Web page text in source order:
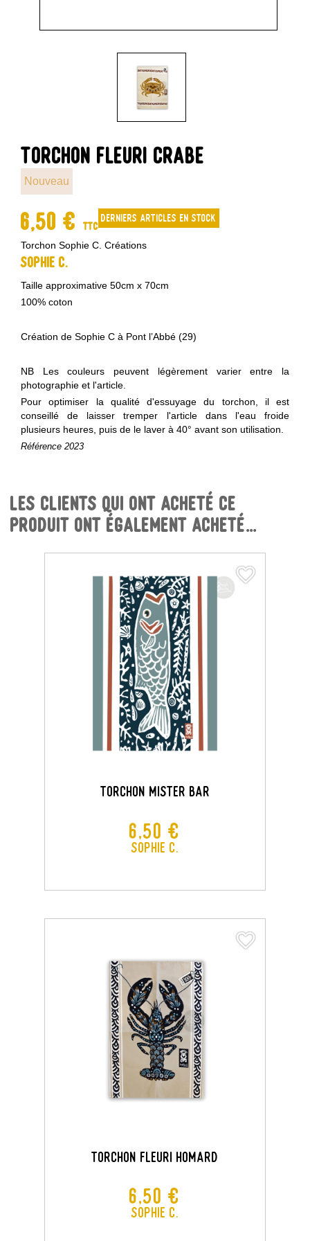
TORCHON FLEURI CRABE
Nouveau
6,50 € TTC
Derniers articles en stock
Torchon Sophie C. Créations
Sophie C.
Taille approximative 50cm x 70cm
100% coton
Création de Sophie C à Pont l’Abbé (29)
NB Les couleurs peuvent légèrement varier entre la
photographie et l'article.
Pour optimiser la qualité d'essuyage du torchon, il est
conseillé de laisser tremper l'article dans l'eau froide
plusieurs heures, puis de le laver à 40° avant son utilisation.
Référence 2023
Les clients qui ont acheté ce
produit ont également acheté...
TORCHON MISTER BAR
Prix
6,50 €
Sophie C.
favorite_border
favorite_border
TORCHON FLEURI HOMARD
Prix
6,50 €
Sophie C.
favorite_border
favorite_border